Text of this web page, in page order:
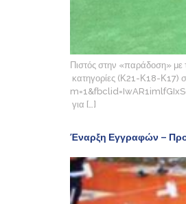
Πιστός στην «παράδοση» με
κατηγορίες (Κ21-Κ18-
για […]
Έναρξη Εγγραφών –